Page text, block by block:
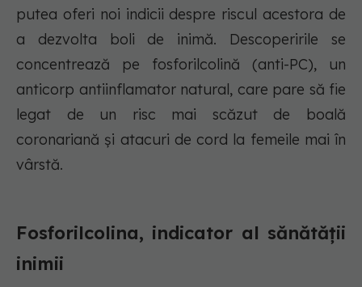
putea oferi noi indicii despre riscul acestora de
a dezvolta boli de inimă. Descoperirile se
concentrează pe fosforilcolină (anti-PC), un
anticorp antiinflamator natural, care pare să fie
legat de un risc mai scăzut de boală
coronariană și atacuri de cord la femeile mai în
vârstă.
Fosforilcolina, indicator al sănătății
inimii